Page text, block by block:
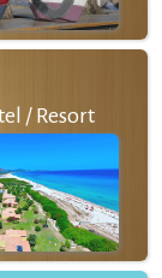
/ Resort